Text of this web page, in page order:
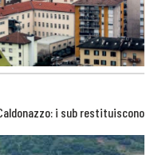
i sub restituiscono